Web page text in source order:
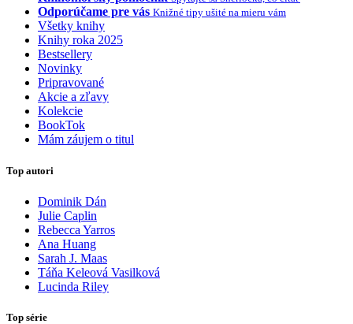
Odporúčame pre vás Knižné tipy ušité na mieru vám
Všetky knihy
Knihy roka 2025
Bestsellery
Novinky
Pripravované
Akcie a zľavy
Kolekcie
BookTok
Mám záujem o titul
Top autori
Dominik Dán
Julie Caplin
Rebecca Yarros
Ana Huang
Sarah J. Maas
Táňa Keleová Vasilková
Lucinda Riley
Top série